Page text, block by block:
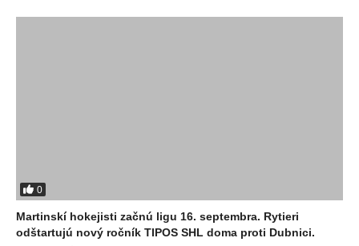
0
Martinskí hokejisti začnú ligu 16. septembra. Rytieri
odštartujú nový ročník TIPOS SHL doma proti Dubnici.